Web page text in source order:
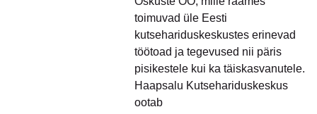
toimuvad üle Eesti
kutsehariduskeskustes erinevad
töötoad ja tegevused nii päris
pisikestele kui ka täiskasvanutele.
Haapsalu Kutsehariduskeskus
ootab